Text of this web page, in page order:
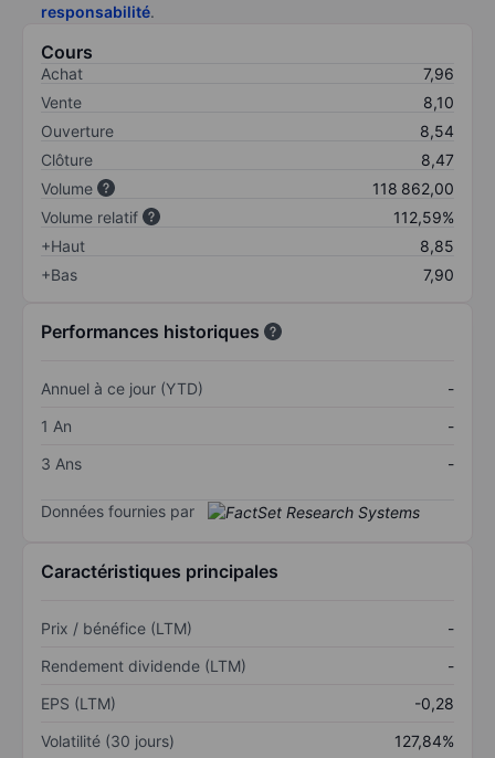
responsabilité.
Cours
Achat
7,96
Vente
8,10
Ouverture
8,54
Clôture
8,47
Volume
118 862,00
Volume relatif
112,59%
+Haut
8,85
+Bas
7,90
Performances historiques
Annuel à ce jour (YTD)
-
1 An
-
3 Ans
-
Données fournies par
Caractéristiques principales
Prix / bénéfice (LTM)
-
Rendement dividende (LTM)
-
EPS (LTM)
-0,28
Volatilité (30 jours)
127,84%